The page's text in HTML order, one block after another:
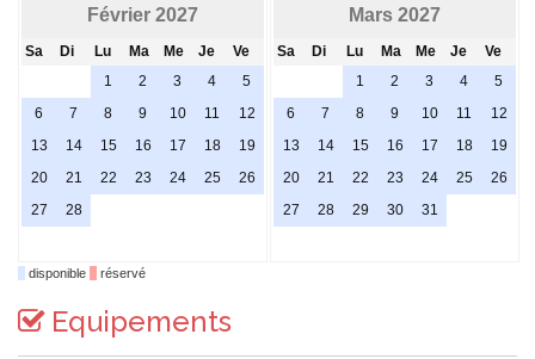
Février 2027
Sa Di Lu Ma Me Je
Ve
1
2 3 4
5
6
7 8 9 10 11
12
13
14 15 16 17 18
19
20
21 22 23 24 25
26
27
28
Mars 2027
Sa Di Lu Ma Me Je
Ve
1
2 3 4
5
6
7 8 9 10 11
12
13
14 15 16 17 18
19
20
21 22 23 24 25
26
27
28 29 30 31
disponible réservé
Equipements